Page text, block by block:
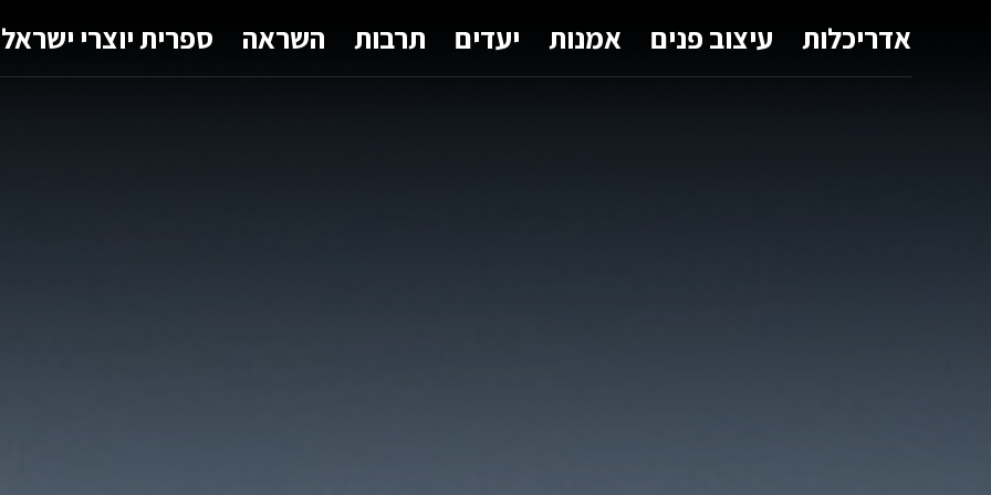
אדריכלות עיצוב פנים אמנות יעדים תרבות השראה ספרית יוצרי ישראל